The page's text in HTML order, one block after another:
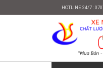
HOTLINE 24/7 :